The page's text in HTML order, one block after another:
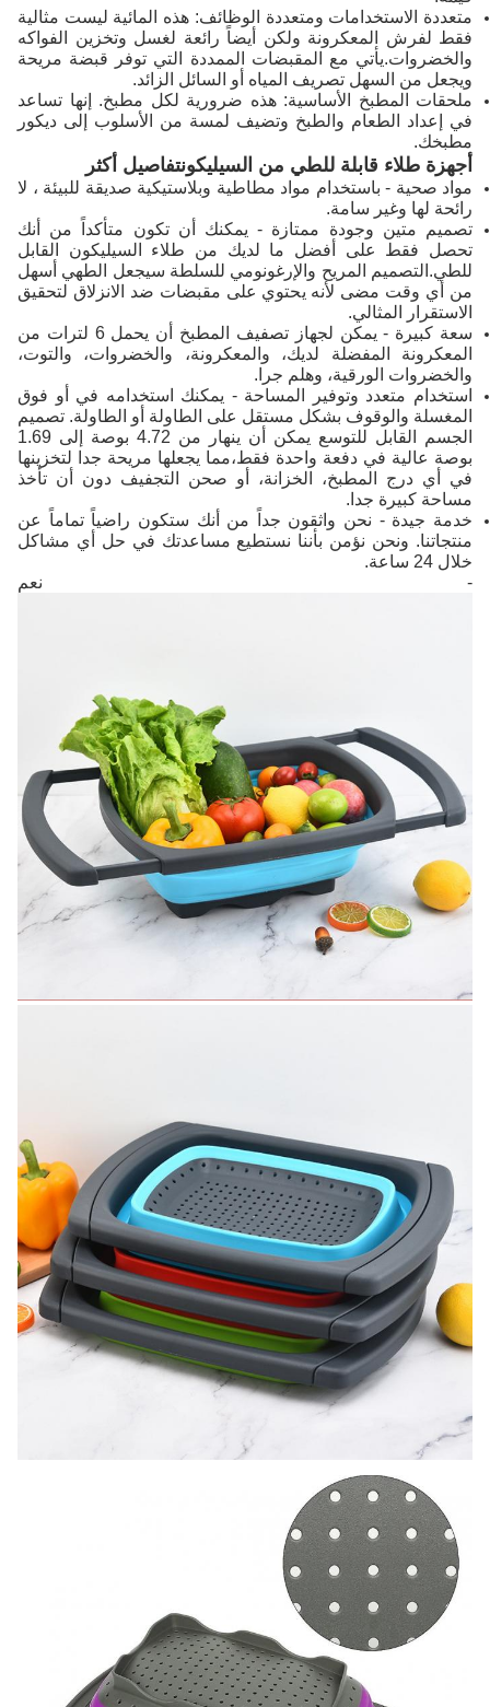
متعددة الاستخدامات ومتعددة الوظائف: هذه المائية ليست مثالية
فقط لفرش المعكرونة ولكن أيضاً رائعة لغسل وتخزين الفواكه
والخضروات.يأتي مع المقبضات الممددة التي توفر قبضة مريحة
ويجعل من السهل تصريف المياه أو السائل الزائد.
ملحقات المطبخ الأساسية: هذه ضرورية لكل مطبخ. إنها تساعد
في إعداد الطعام والطبخ وتضيف لمسة من الأسلوب إلى ديكور
مطبخك.
أجهزة طلاء قابلة للطي من السيليكونتفاصيل أكثر
مواد صحية - باستخدام مواد مطاطية وبلاستيكية صديقة للبيئة ، لا
رائحة لها وغير سامة.
تصميم متين وجودة ممتازة - يمكنك أن تكون متأكداً من أنك
تحصل فقط على أفضل ما لديك من طلاء السيليكون القابل
للطي.التصميم المريح والإرغونومي للسلطة سيجعل الطهي أسهل
من أي وقت مضى لأنه يحتوي على مقبضات ضد الانزلاق لتحقيق
الاستقرار المثالي.
سعة كبيرة - يمكن لجهاز تصفيف المطبخ أن يحمل 6 لترات من
المعكرونة المفضلة لديك، والمعكرونة، والخضروات، والتوت،
والخضروات الورقية، وهلم جرا.
استخدام متعدد وتوفير المساحة - يمكنك استخدامه في أو فوق
المغسلة والوقوف بشكل مستقل على الطاولة أو الطاولة. تصميم
الجسم القابل للتوسع يمكن أن ينهار من 4.72 بوصة إلى 1.69
بوصة عالية في دفعة واحدة فقط،مما يجعلها مريحة جدا لتخزينها
في أي درج المطبخ، الخزانة، أو صحن التجفيف دون أن تأخذ
مساحة كبيرة جدا.
خدمة جيدة - نحن واثقون جداً من أنك ستكون راضياً تماماً عن
منتجاتنا. ونحن نؤمن بأننا نستطيع مساعدتك في حل أي مشاكل
خلال 24 ساعة.
- نعم